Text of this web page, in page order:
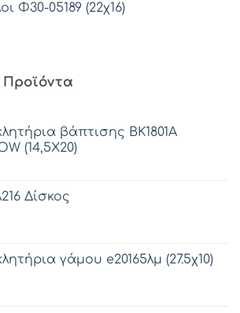
Φ30-05189 (22χ16)
βάπτισης ΒΚ1801Α
(14,5Χ20)
Δίσκος
γάμου e20165λμ (27.5χ10)